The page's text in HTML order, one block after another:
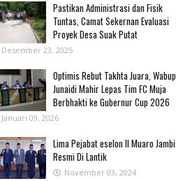
Pastikan Administrasi dan Fisik
Tuntas, Camat Sekernan Evaluasi
Proyek Desa Suak Putat
Desember 23, 2025
Optimis Rebut Takhta Juara, Wabup
Junaidi Mahir Lepas Tim FC Muja
Berbhakti ke Gubernur Cup 2026
Januari 09, 2026
Lima Pejabat eselon II Muaro Jambi
Resmi Di Lantik
November 03, 2024